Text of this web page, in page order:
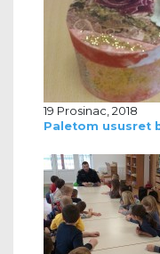
19 Prosinac, 2018
Paletom ususret